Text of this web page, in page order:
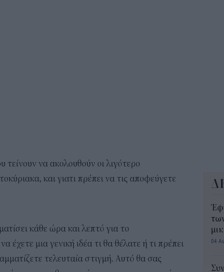
τείνουν να ακολουθούν οι λιγότερο
και γιατι πρέπει να τις αποφεύγετε
κάθε ώρα και λεπτό για το
έχετε μια γενική ιδέα τι θα θέλατε ή τι πρέπει
τελευταία στιγμή. Αυτό θα σας
04